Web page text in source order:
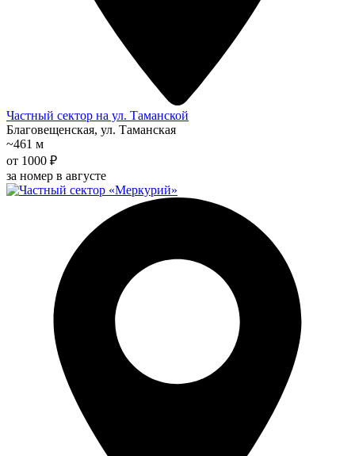
Частный сектор на ул. Таманской
Благовещенская, ул. Таманская
~461 м
от 1000 ₽
за номер в августе